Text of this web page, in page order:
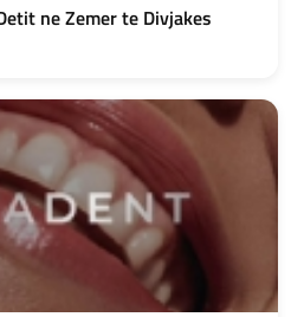
ne Zemer te Divjakes